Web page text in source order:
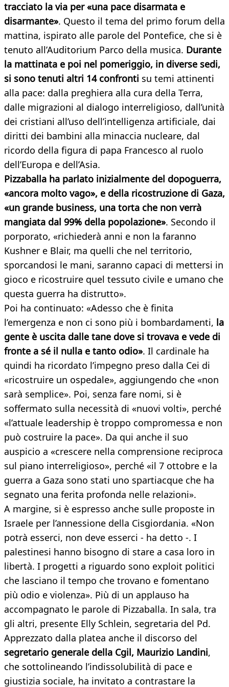
tracciato la via per «una pace disarmata e
disarmante». Questo il tema del primo forum della
mattina, ispirato alle parole del Pontefice, che si è
tenuto all’Auditorium Parco della musica. Durante
la mattinata e poi nel pomeriggio, in diverse sedi,
si sono tenuti altri 14 confronti su temi attinenti
alla pace: dalla preghiera alla cura della Terra,
dalle migrazioni al dialogo interreligioso, dall’unità
dei cristiani all’uso dell’intelligenza artificiale, dai
diritti dei bambini alla minaccia nucleare, dal
ricordo della figura di papa Francesco al ruolo
dell’Europa e dell’Asia.
Pizzaballa ha parlato inizialmente del dopoguerra,
«ancora molto vago», e della ricostruzione di Gaza,
«un grande business, una torta che non verrà
mangiata dal 99% della popolazione». Secondo il
porporato, «richiederà anni e non la faranno
Kushner e Blair, ma quelli che nel territorio,
sporcandosi le mani, saranno capaci di mettersi in
gioco e ricostruire quel tessuto civile e umano che
questa guerra ha distrutto».
Poi ha continuato: «Adesso che è finita
l’emergenza e non ci sono più i bombardamenti, la
gente è uscita dalle tane dove si trovava e vede di
fronte a sé il nulla e tanto odio». Il cardinale ha
quindi ha ricordato l’impegno preso dalla Cei di
«ricostruire un ospedale», aggiungendo che «non
sarà semplice». Poi, senza fare nomi, si è
soffermato sulla necessità di «nuovi volti», perché
«l’attuale leadership è troppo compromessa e non
può costruire la pace». Da qui anche il suo
auspicio a «crescere nella comprensione reciproca
sul piano interreligioso», perché «il 7 ottobre e la
guerra a Gaza sono stati uno spartiacque che ha
segnato una ferita profonda nelle relazioni».
A margine, si è espresso anche sulle proposte in
Israele per l’annessione della Cisgiordania. «Non
potrà esserci, non deve esserci - ha detto -. I
palestinesi hanno bisogno di stare a casa loro in
libertà. I progetti a riguardo sono exploit politici
che lasciano il tempo che trovano e fomentano
più odio e violenza». Più di un applauso ha
accompagnato le parole di Pizzaballa. In sala, tra
gli altri, presente Elly Schlein, segretaria del Pd.
Apprezzato dalla platea anche il discorso del
segretario generale della Cgil, Maurizio Landini,
che sottolineando l’indissolubilità di pace e
giustizia sociale, ha invitato a contrastare la